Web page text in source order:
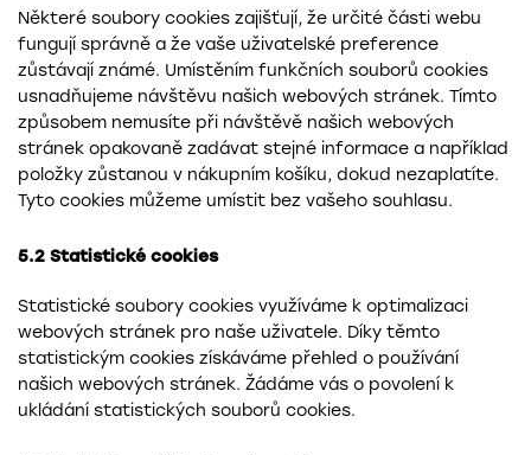
Některé soubory cookies zajišťují, že určité části webu
fungují správně a že vaše uživatelské preference
zůstávají známé. Umístěním funkčních souborů cookies
usnadňujeme návštěvu našich webových stránek. Tímto
způsobem nemusíte při návštěvě našich webových
stránek opakovaně zadávat stejné informace a například
položky zůstanou v nákupním košíku, dokud nezaplatíte.
Tyto cookies můžeme umístit bez vašeho souhlasu.
5.2 Statistické cookies
Statistické soubory cookies využíváme k optimalizaci
webových stránek pro naše uživatele. Díky těmto
statistickým cookies získáváme přehled o používání
našich webových stránek. Žádáme vás o povolení k
ukládání statistických souborů cookies.